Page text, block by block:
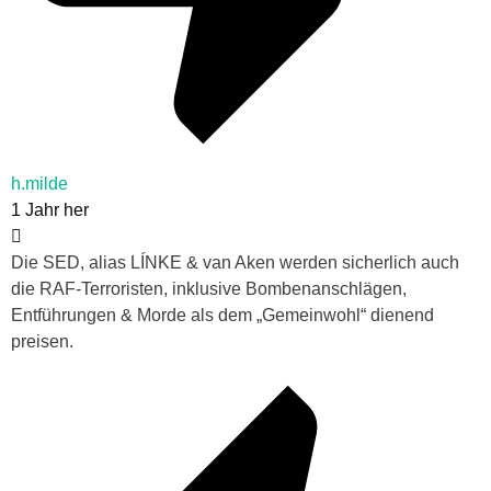
h.milde
1 Jahr her
Die SED, alias LÍNKE & van Aken werden sicherlich auch
die RAF-Terroristen, inklusive Bombenanschlägen,
Entführungen & Morde als dem „Gemeinwohl“ dienend
preisen.